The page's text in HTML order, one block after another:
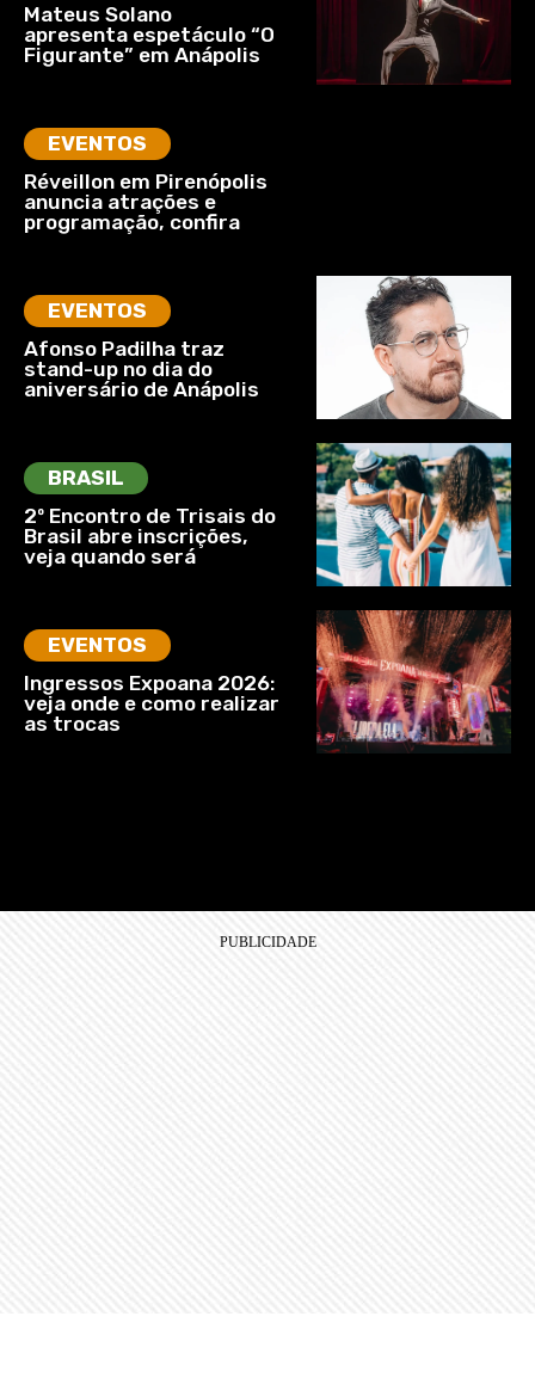
Mateus Solano
apresenta espetáculo “O
Figurante” em Anápolis
EVENTOS
Réveillon em Pirenópolis
anuncia atrações e
programação, confira
EVENTOS
Afonso Padilha traz
stand-up no dia do
aniversário de Anápolis
BRASIL
2º Encontro de Trisais do
Brasil abre inscrições,
veja quando será
EVENTOS
Ingressos Expoana 2026:
veja onde e como realizar
as trocas